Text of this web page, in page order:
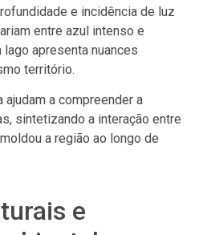
e incidência de luz
entre azul intenso e
apresenta nuances
território.
ajudam a compreender a
sintetizando a interação entre
a região ao longo de
e